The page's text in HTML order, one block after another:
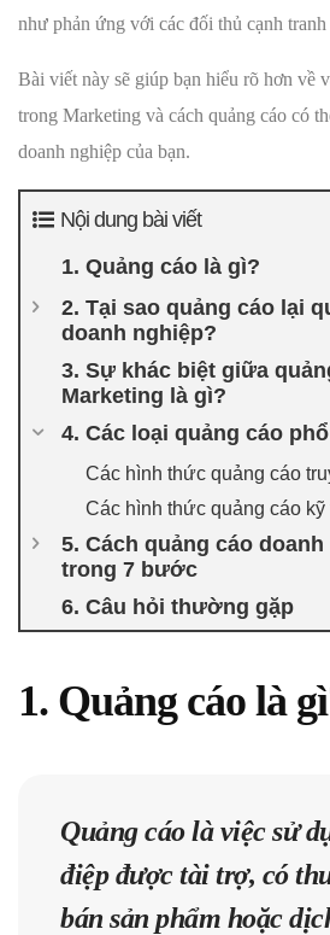
như phản ứng với các đối thủ cạnh
Bài viết này sẽ giúp bạn hiểu rõ hơn về
trong Marketing và cách quảng cáo có
doanh nghiệp của bạn.
Nội dung bài viết
1. Quảng cáo là gì?
2. Tại sao quảng cáo lại
doanh nghiệp?
3. Sự khác biệt giữa
Marketing là gì?
4. Các loại quảng cáo
Các hình thức quảng cáo
Các hình thức quảng cáo kỹ
5. Cách quảng cáo
trong 7 bước
6. Câu hỏi thường gặp
1. Quảng cáo là
Quảng cáo là việc sử
điệp được tài trợ, có
bán sản phẩm hoặc